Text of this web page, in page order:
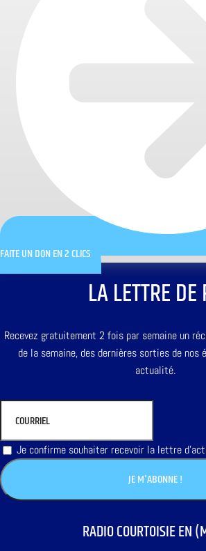
FAITE UN DON EN 2 CLICS
LA LETTRE DE
Recevez gratuitement 2 fois par semaine un
de la semaine, des dernières sorties de nos
actualité.
Je confirme souhaiter recevoir la lettre
RADIO COURTOISIE EN